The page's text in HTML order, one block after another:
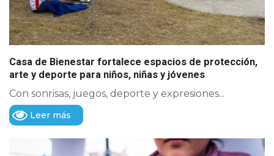
Casa de Bienestar fortalece espacios de protección,
arte y deporte para niños, niñas y jóvenes
Con sonrisas, juegos, deporte y expresiones...
Leer más